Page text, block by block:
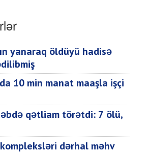
yanaraq öldüyü hadisə
10 min manat maaşla işçi
qətliam törətdi: 7 ölü,
dərhal məhv